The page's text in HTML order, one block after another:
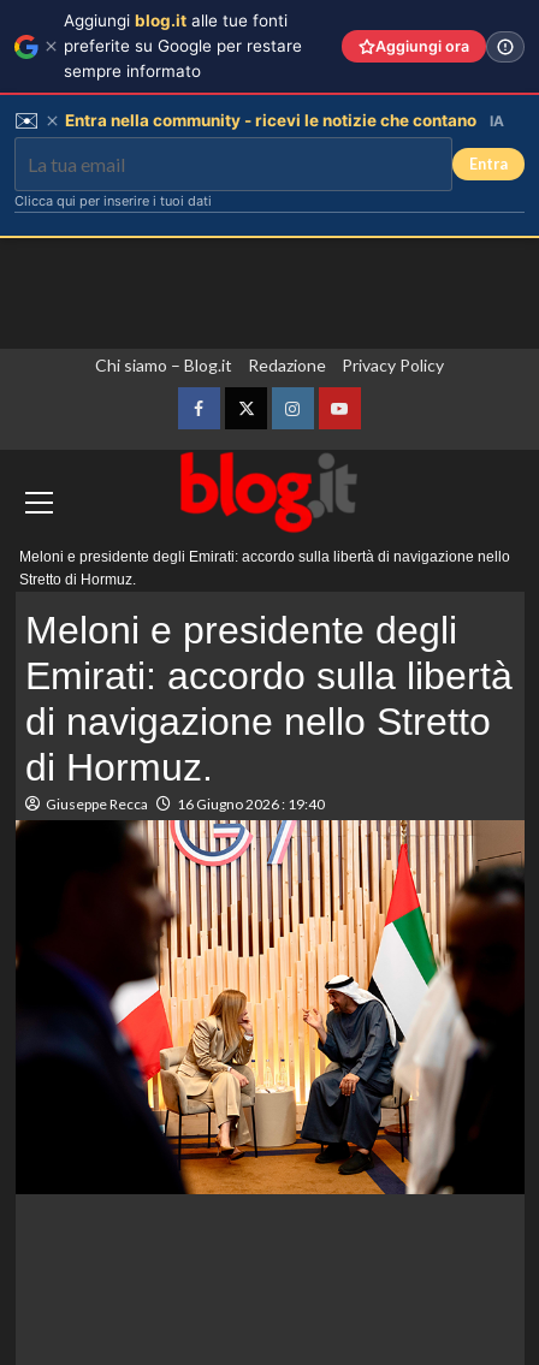
Chi siamo – Blog.it Redazione Privacy Policy
FacebookTwitterInstagramYouTube
principale
Meloni e presidente degli Emirati: accordo sulla libertà di navigazione nello
Stretto di Hormuz.
Meloni e presidente degli
Emirati: accordo sulla libertà
di navigazione nello Stretto
di Hormuz.
Giuseppe Recca 16 Giugno 2026 : 19:40
Aggiungi blog.it alle tue fonti
preferite su Google per restare
sempre informato
Aggiungi ora
✉️ Entra nella community - ricevi le notizie che contano IA
Entra
Clicca qui per inserire i tuoi dati